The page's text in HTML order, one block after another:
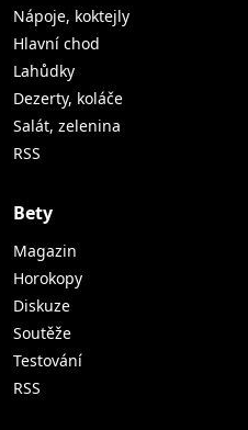
Nápoje, koktejly
Hlavní chod
Lahůdky
Dezerty, koláče
Salát, zelenina
RSS
Bety
Magazin
Horokopy
Diskuze
Soutěže
Testování
RSS